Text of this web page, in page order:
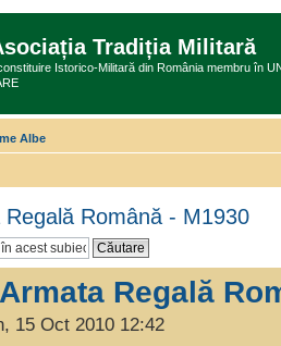
Tradiția Militară
Istorico-Militară din România membru în
Albe
Română - M1930
Regală
15 Oct 2010 12:42